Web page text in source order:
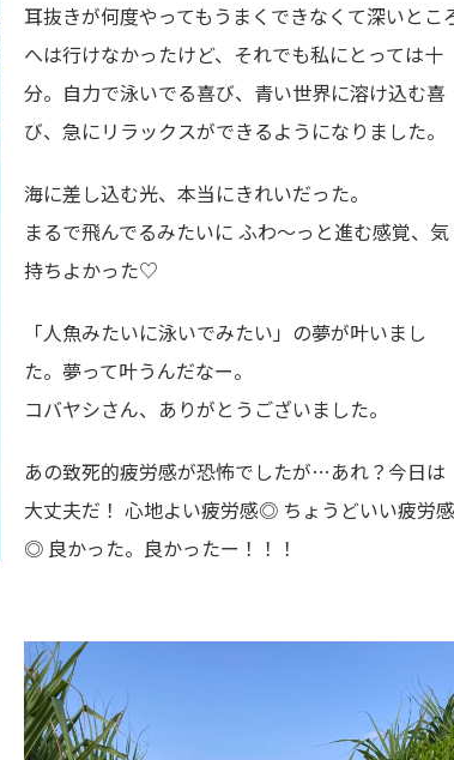
耳抜きが何度やってもうまくできなくて深いとこ
へは行けなかったけど、それでも私にとっては十
分。自力で泳いでる喜び、青い世界に溶け込む喜
び、急にリラックスができるようになりました。
海に差し込む光、本当にきれいだった。
まるで飛んでるみたいに ふわ～っと進む感覚、気
持ちよかった♡
「人魚みたいに泳いでみたい」の夢が叶いまし
た。夢って叶うんだなー。
コバヤシさん、ありがとうございました。
あの致死的疲労感が恐怖でしたが…あれ？今日は
大丈夫だ！ 心地よい疲労感◎ ちょうどいい疲労感
◎ 良かった。良かったー！！！